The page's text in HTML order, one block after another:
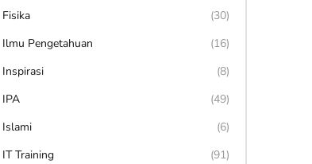
Fisika
(30)
Ilmu Pengetahuan
(16)
Inspirasi
(8)
IPA
(49)
Islami
(6)
IT Training
(91)